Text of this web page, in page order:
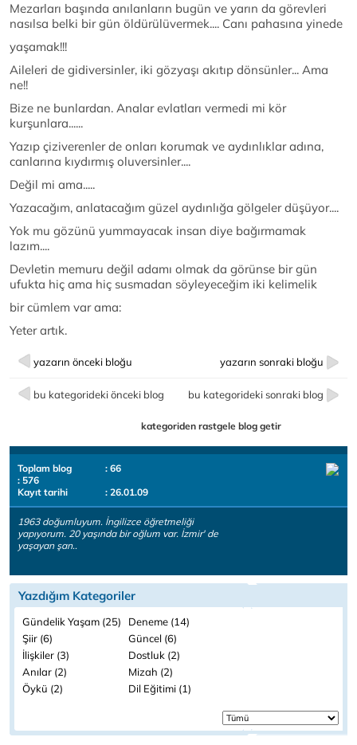
Mezarları başında anılanların bugün ve yarın da görevleri
nasılsa belki bir gün öldürülüvermek.... Canı pahasına yinede
yaşamak!!!
Aileleri de gidiversinler, iki gözyaşı akıtıp dönsünler... Ama
ne!!
Bize ne bunlardan. Analar evlatları vermedi mi kör
kurşunlara......
Yazıp çiziverenler de onları korumak ve aydınlıklar adına,
canlarına kıydırmış oluversinler....
Değil mi ama.....
Yazacağım, anlatacağım güzel aydınlığa gölgeler düşüyor....
Yok mu gözünü yummayacak insan diye bağırmamak
lazım....
Devletin memuru değil adamı olmak da görünse bir gün
ufukta hiç ama hiç susmadan söyleyeceğim iki kelimelik
bir cümlem var ama:
Yeter artık.
yazarın önceki bloğu yazarın sonraki bloğu
bu kategorideki önceki blog bu kategorideki sonraki blog
kategoriden rastgele blog getir
Toplam blog
: 66
: 576
Kayıt tarihi
: 26.01.09
1963 doğumluyum. İngilizce öğretmeliği
yapıyorum. 20 yaşında bir oğlum var. İzmir' de
yaşayan şan..
Yazdığım Kategoriler
Gündelik Yaşam (25)
Deneme (14)
Şiir (6)
Güncel (6)
İlişkiler (3)
Dostluk (2)
Anılar (2)
Mizah (2)
Öykü (2)
Dil Eğitimi (1)